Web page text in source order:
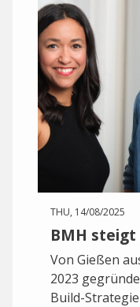
THU, 14/08/2025
BMH
Von Gießen
2023
Build-